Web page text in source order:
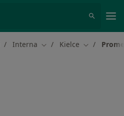
Interna Zmień miasto
Kielce Zmień